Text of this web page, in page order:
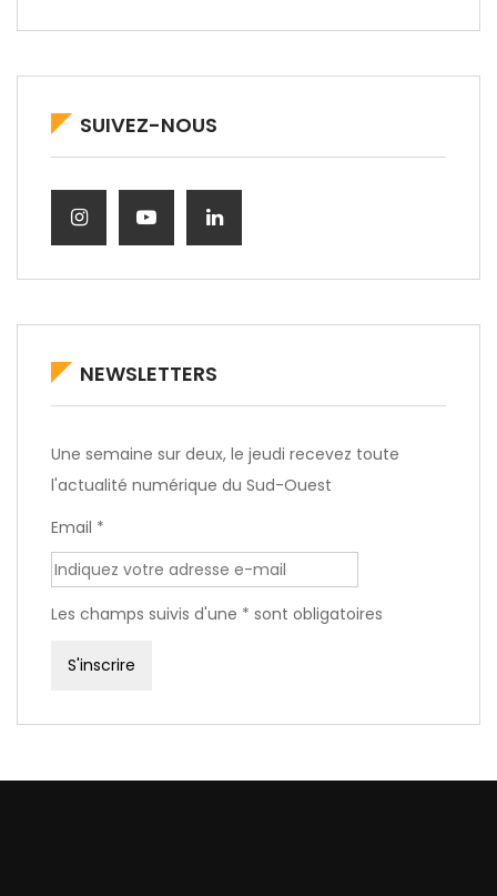
SUIVEZ-NOUS
NEWSLETTERS
Une semaine sur deux, le jeudi recevez toute
l'actualité numérique du Sud-Ouest
Email *
Les champs suivis d'une * sont obligatoires